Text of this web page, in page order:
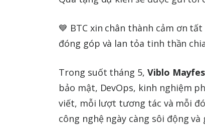
💙 BTC xin chân thành cảm ơn
đóng góp và lan tỏa tinh thần
Trong suốt tháng 5, Viblo
bảo mật, DevOps, kinh nghiệm
viết, mỗi lượt tương tác và mỗi
công nghệ ngày càng sôi động